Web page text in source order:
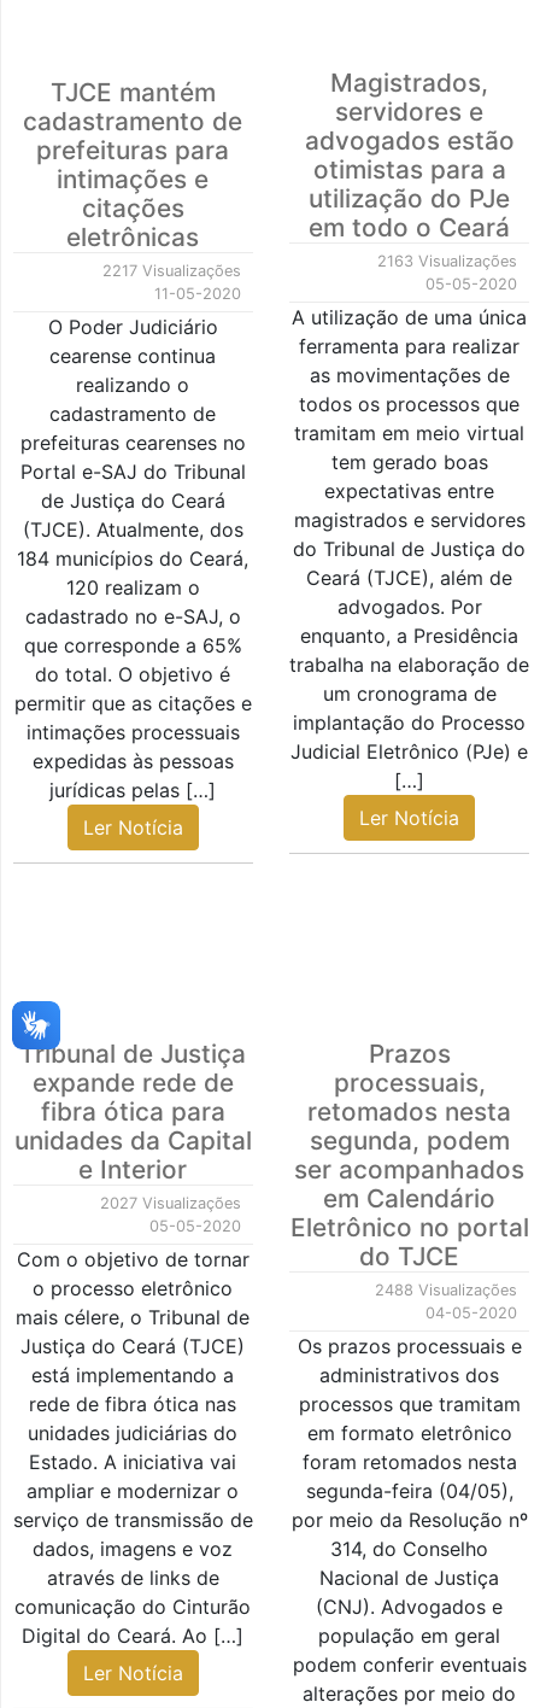
TJCE mantém
cadastramento de
prefeituras para
intimações e
citações
eletrônicas
2217 Visualizações
11-05-2020
O Poder Judiciário
cearense continua
realizando o
cadastramento de
prefeituras cearenses no
Portal e-SAJ do Tribunal
de Justiça do Ceará
(TJCE). Atualmente, dos
184 municípios do Ceará,
120 realizam o
cadastrado no e-SAJ, o
que corresponde a 65%
do total. O objetivo é
permitir que as citações e
intimações processuais
expedidas às pessoas
jurídicas pelas […]
Ler Notícia
Magistrados,
servidores e
advogados estão
otimistas para a
utilização do PJe
em todo o Ceará
2163 Visualizações
05-05-2020
A utilização de uma única
ferramenta para realizar
as movimentações de
todos os processos que
tramitam em meio virtual
tem gerado boas
expectativas entre
magistrados e servidores
do Tribunal de Justiça do
Ceará (TJCE), além de
advogados. Por
enquanto, a Presidência
trabalha na elaboração de
um cronograma de
implantação do Processo
Judicial Eletrônico (PJe) e
[…]
Ler Notícia
Tribunal de Justiça
expande rede de
fibra ótica para
unidades da Capital
e Interior
2027 Visualizações
05-05-2020
Com o objetivo de tornar
o processo eletrônico
mais célere, o Tribunal de
Justiça do Ceará (TJCE)
está implementando a
rede de fibra ótica nas
unidades judiciárias do
Estado. A iniciativa vai
ampliar e modernizar o
serviço de transmissão de
dados, imagens e voz
através de links de
comunicação do Cinturão
Digital do Ceará. Ao […]
Ler Notícia
Prazos
processuais,
retomados nesta
segunda, podem
ser acompanhados
em Calendário
Eletrônico no portal
do TJCE
2488 Visualizações
04-05-2020
Os prazos processuais e
administrativos dos
processos que tramitam
em formato eletrônico
foram retomados nesta
segunda-feira (04/05),
por meio da Resolução nº
314, do Conselho
Nacional de Justiça
(CNJ). Advogados e
população em geral
podem conferir eventuais
alterações por meio do